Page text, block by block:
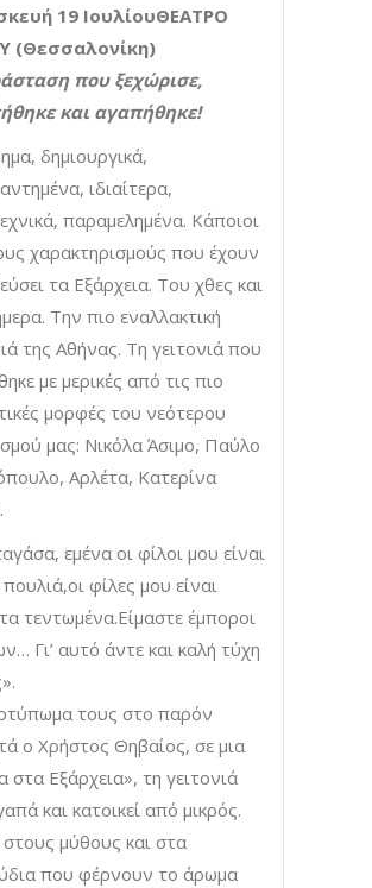
19 ΙουλίουΘΕΑΤΡΟ
(Θεσσαλονίκη)
που ξεχώρισε,
και αγαπήθηκε!
δημιουργικά,
ιδιαίτερα,
παραμελημένα. Κάποιοι
χαρακτηρισμούς που έχουν
τα Εξάρχεια. Του χθες και
Την πιο εναλλακτική
της Αθήνας. Τη γειτονιά που
με μερικές από τις πιο
μορφές του νεότερου
μας: Νικόλα Άσιμο, Παύλο
Αρλέτα, Κατερίνα
εμένα οι φίλοι μου είναι
φίλες μου είναι
τεντωμένα.Είμαστε έμποροι
Γι’ αυτό άντε και καλή τύχη
τους στο παρόν
ο Χρήστος Θηβαίος, σε μια
στα Εξάρχεια», τη γειτονιά
και κατοικεί από μικρός.
μύθους και στα
που φέρνουν το άρωμα